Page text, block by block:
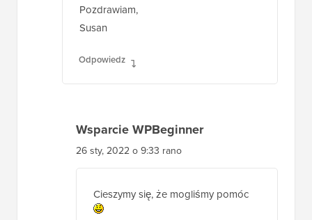
Pozdrawiam,
Susan
Odpowiedz
Wsparcie WPBeginner
26 sty, 2022 o 9:33 rano
Cieszymy się, że mogliśmy pomóc